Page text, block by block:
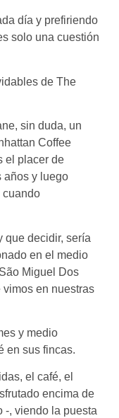
día y prefiriendo
solo una cuestión
de The
sin duda, un
Coffee
el placer de
años y luego
cuando
que decidir, sería
en el medio
Miguel Dos
en nuestras
y medio
en sus fincas.
el café, el
encima de
-, viendo la puesta